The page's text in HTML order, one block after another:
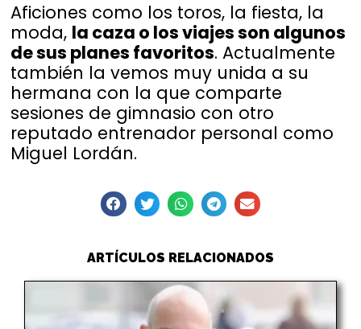
Aficiones como los toros, la fiesta, la
moda, la caza o los viajes son algunos
de sus planes favoritos. Actualmente
también la vemos muy unida a su
hermana con la que comparte
sesiones de gimnasio con otro
reputado entrenador personal como
Miguel Lordán.
ARTÍCULOS RELACIONADOS